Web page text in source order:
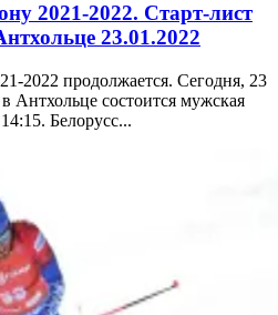
2021-2022. Старт-лист
23.01.2022
2022 продолжается. Сегодня, 23
Антхольце состоится мужская
Белорусс...